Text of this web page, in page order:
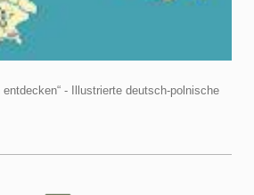
entdecken“ - Illustrierte deutsch-polnische